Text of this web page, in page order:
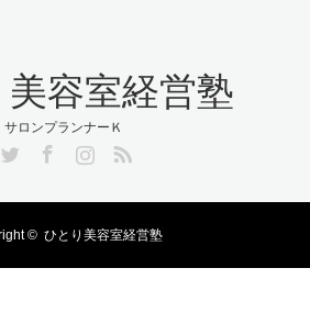
容室経営塾
サロンプランナーＫ
© ひとり美容室経営塾